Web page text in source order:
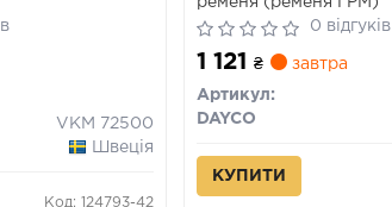
VKM 72500
Швеція
Код: 124793-42
0 відгуків
1 121₴ завтра
Артикул:
DAYCO
КУПИТИ